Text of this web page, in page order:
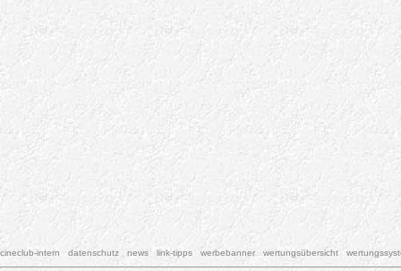
cineclub-intern datenschutz news link-tipps werbebanner wertungsübersicht